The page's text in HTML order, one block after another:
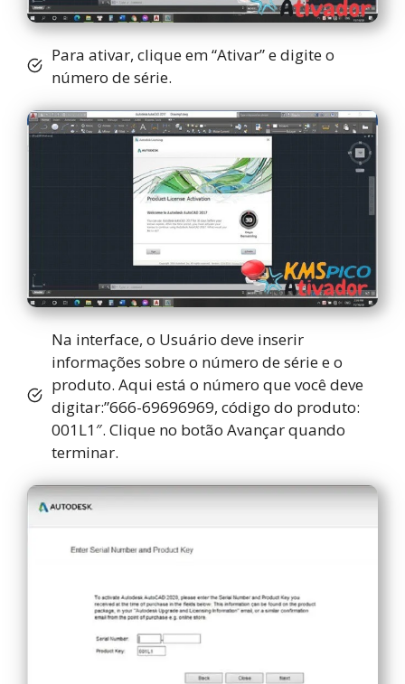
Para ativar, clique em “Ativar” e digite o
número de série.
Na interface, o Usuário deve inserir
informações sobre o número de série e o
produto. Aqui está o número que você deve
digitar:”666-69696969, código do produto:
001L1″. Clique no botão Avançar quando
terminar.